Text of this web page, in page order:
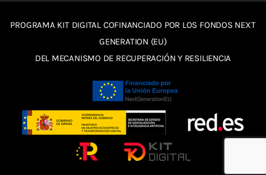
PROGRAMA KIT DIGITAL COFINANCIADO POR LOS FONDOS NEXT
GENERATION (EU)
DEL MECANISMO DE RECUPERACIÓN Y RESILIENCIA